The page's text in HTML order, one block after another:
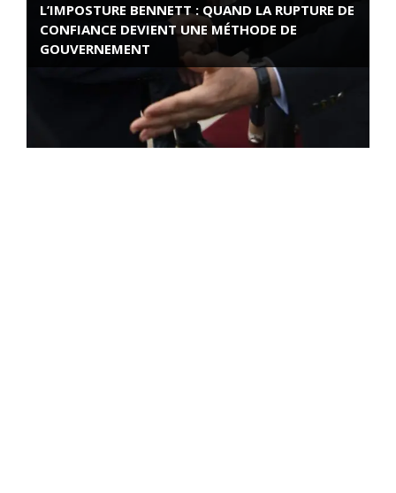
L’IMPOSTURE BENNETT : QUAND LA RUPTURE DE
CONFIANCE DEVIENT UNE MÉTHODE DE
GOUVERNEMENT
ROSE VALLAND, HEROÏNE DE LA RESISTANCE